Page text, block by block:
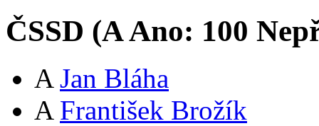
ČSSD (AAno: 100
A Jan Bláha
A František Brožík